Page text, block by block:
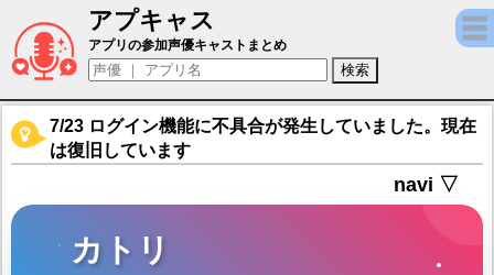
アプキャス
カトリ（声優：佐倉綾音)【チェインクロニ
アプリの参加声優キャストまとめ
7/23 ログイン機能に不具合が発生していました。現在
は復旧しています
navi ▽
カトリ